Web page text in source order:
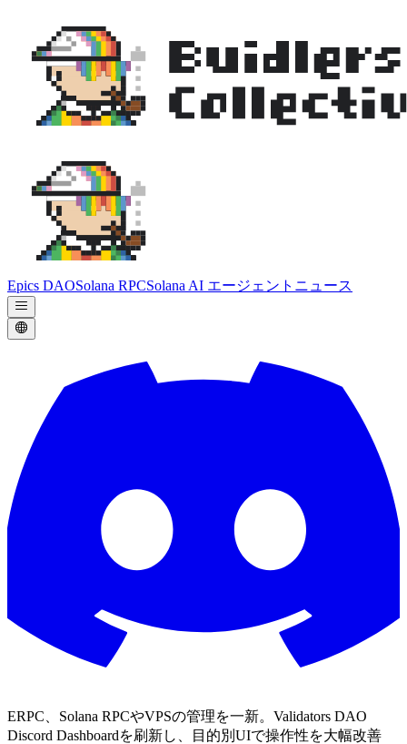
Epics DAOSolana RPCSolana AI エージェント ニュース
ERPC、Solana RPCやVPSの管理を一新。Validators DAO
Discord Dashboardを刷新し、目的別UIで操作性を大幅改善